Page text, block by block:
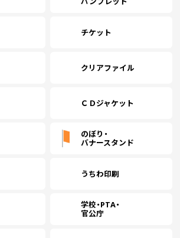
チケット
クリアファイル
ＣＤジャケット
のぼり・
バナースタンド
うちわ印刷
学校・PTA・
官公庁